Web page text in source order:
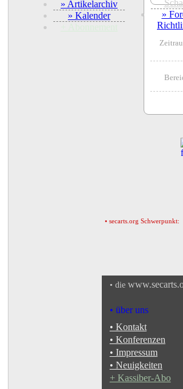
» Artikelarchiv
» Kalender
»
• secarts.org Schwerpunkt:
• die
• über uns
• Kontakt
• Konferenzen
• Impressum
• Neuigkeiten
+ Kassiber-Abo